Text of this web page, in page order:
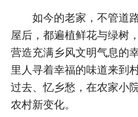
如今的老家，不管道
屋后，都遍植鲜花与绿树
营造充满乡风文明气息的
里人寻着幸福的味道来到
过去、忆乡愁，在农家小
农村新变化。